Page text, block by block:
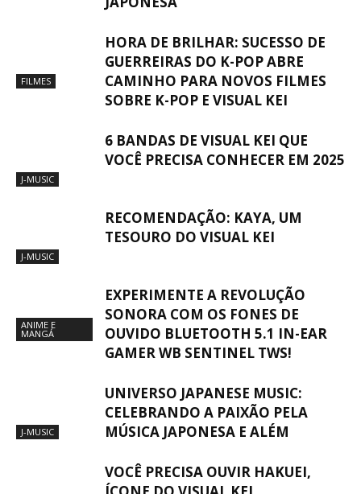
FILMES
HORA DE BRILHAR: SUCESSO DE
GUERREIRAS DO K-POP ABRE
CAMINHO PARA NOVOS FILMES
SOBRE K-POP E VISUAL KEI
J-MUSIC
6 BANDAS DE VISUAL KEI QUE
VOCÊ PRECISA CONHECER EM 2025
J-MUSIC
RECOMENDAÇÃO: KAYA, UM
TESOURO DO VISUAL KEI
ANIME E
MANGÁ
EXPERIMENTE A REVOLUÇÃO
SONORA COM OS FONES DE
OUVIDO BLUETOOTH 5.1 IN-EAR
GAMER WB SENTINEL TWS!
J-MUSIC
UNIVERSO JAPANESE MUSIC:
CELEBRANDO A PAIXÃO PELA
MÚSICA JAPONESA E ALÉM
VOCÊ PRECISA OUVIR HAKUEI,